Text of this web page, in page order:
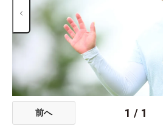
前へ 1 / 1